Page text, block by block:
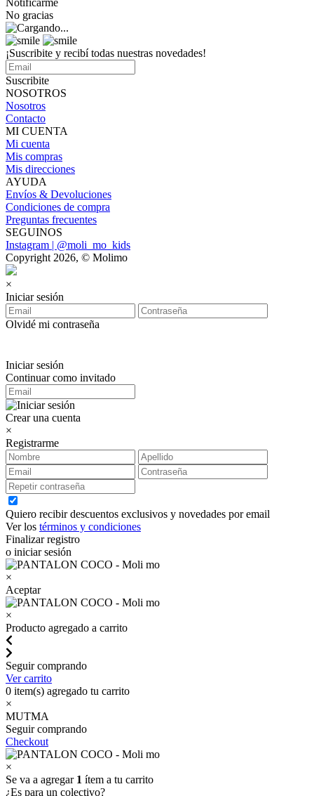
Notificarme
No gracias
¡Suscribite y recibí todas nuestras novedades!
Suscribite
NOSOTROS
Nosotros
Contacto
MI CUENTA
Mi cuenta
Mis compras
Mis direcciones
AYUDA
Envíos & Devoluciones
Condiciones de compra
Preguntas frecuentes
SEGUINOS
Instagram | @moli_mo_kids
Copyright 2026, © Molimo
×
Iniciar sesión
Olvidé mi contraseña
Iniciar sesión
Continuar como invitado
Crear una cuenta
×
Registrarme
Quiero recibir descuentos exclusivos y novedades por email
Ver los términos y condiciones
Finalizar registro
o iniciar sesión
×
Aceptar
×
Producto agregado a carrito
Seguir comprando
Ver carrito
0 item(s) agregado tu carrito
×
MUTMA
Seguir comprando
Checkout
×
Se va a agregar 1 ítem a tu carrito
¿Es para un colectivo?